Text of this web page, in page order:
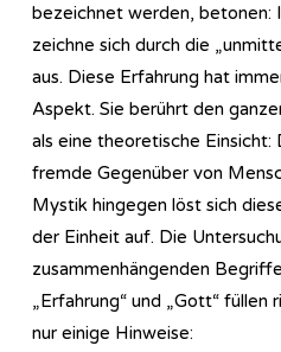
bezeichnet werden, betonen:
zeichne sich durch die
aus. Diese Erfahrung hat
Aspekt. Sie berührt den
als eine theoretische Einsicht:
fremde Gegenüber von
Mystik hingegen löst sich
der Einheit auf. Die
zusammenhängenden
„Erfahrung“ und „Gott“ füllen
nur einige Hinweise: